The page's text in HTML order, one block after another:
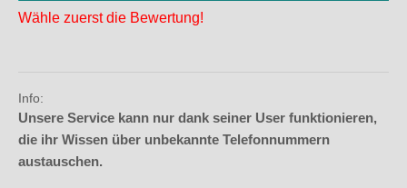
Wähle zuerst die Bewertung!
Info:
Unsere Service kann nur dank seiner User funktionieren,
die ihr Wissen über unbekannte Telefonnummern
austauschen.